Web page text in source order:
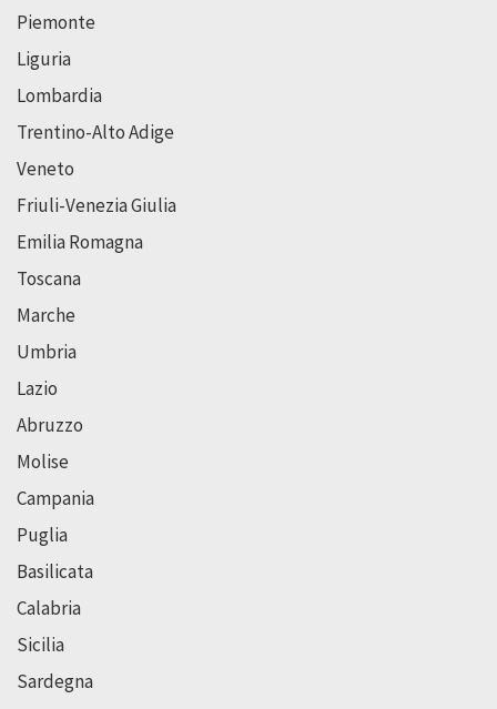
Piemonte
Liguria
Lombardia
Trentino-Alto Adige
Veneto
Friuli-Venezia Giulia
Emilia Romagna
Toscana
Marche
Umbria
Lazio
Abruzzo
Molise
Campania
Puglia
Basilicata
Calabria
Sicilia
Sardegna